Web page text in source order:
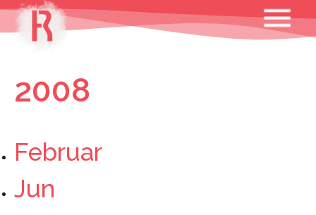
Skip
content
MENU
2008
Februar
Jun